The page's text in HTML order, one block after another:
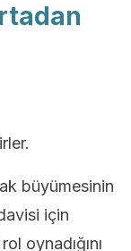
büyümesinin
için
oynadığını